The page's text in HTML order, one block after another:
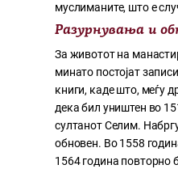
муслиманите, што е
Разурнувања и
За животот на
минато постојат
книги, каде што, меѓу
дека бил уништен во
султанот Селим.
обновен. Во 1558
1564 година повторно